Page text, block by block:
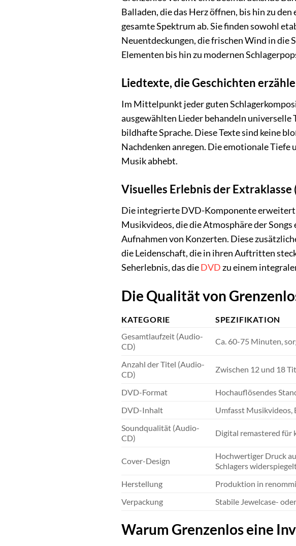
Balladen, die das Herz öffnen, bis hin zu
gesamte Spektrum ab. Sie finden sowohl
Neuentdeckungen, die frischen Wind in die
Elementen bis hin zu modernen
Liedtexte, die Geschichten
Im Mittelpunkt jeder guten
ausgewählten Lieder behandeln universelle
bildhafte Sprache. Diese Texte sind keine
Nachdenken anregen. Die emotionale
Musik abhebt.
Visuelles Erlebnis der
Die integrierte DVD-Komponente erweitert
Musikvideos, die die Atmosphäre der
Aufnahmen von Konzerten. Diese
die Leidenschaft, die in ihren Auftritten
Seherlebnis, das dieDVDzu einem
Die Qualität von
KATEGORIE
SPEZIFIKATION
Gesamtlaufzeit (Audio-
CD)
Ca. 60-75 Minuten,
Anzahl der Titel (Audio-
CD)
Zwischen 12 und 18
DVD-Format
Hochauflösendes
DVD-Inhalt
Umfasst
Soundqualität (Audio-
CD)
Digital remastered für
Cover-Design
Hochwertiger Druck
Schlagers
Herstellung
Produktion in
Verpackung
Stabile Jewelcase-
Warum Grenzenlos eine